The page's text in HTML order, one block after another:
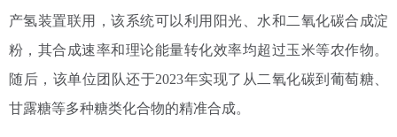
产氢装置联用，该系统可以利用阳光、水和二氧化碳合成淀
粉，其合成速率和理论能量转化效率均超过玉米等农作物。
随后，该单位团队还于2023年实现了从二氧化碳到葡萄糖、
甘露糖等多种糖类化合物的精准合成。